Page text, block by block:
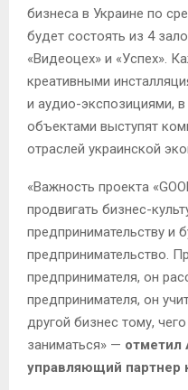
бизнеса в Украине по
будет состоять из 4
«Видеоцех» и «Успех».
креативными
и аудио-экспозициями,
объектами выступят
отраслей украинской
«Важность проекта
продвигать бизнес-
предпринимательству и
предпринимательство.
предпринимателя, он
предпринимателя, он
другой бизнес тому,
заниматься» — отметил
управляющий партнер